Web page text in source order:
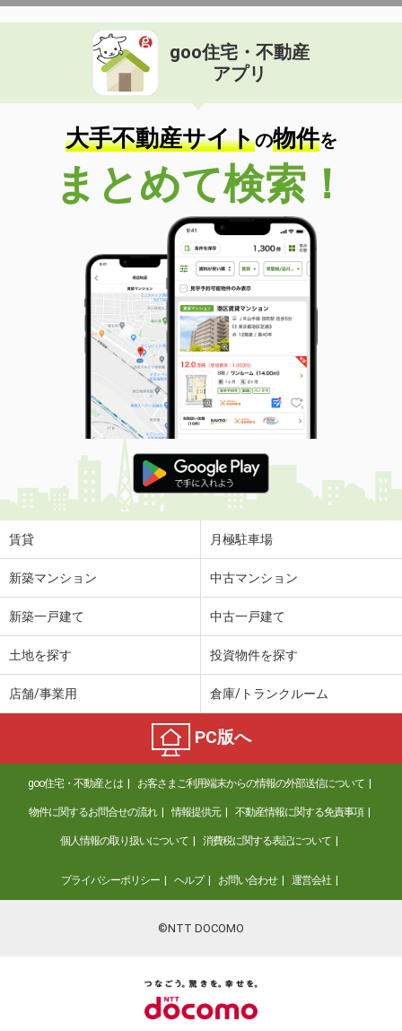
goo住宅・不動産
アプリ
大手不動産サイトの物件を
まとめて検索！
賃貸 月極駐車場
新築マンション 中古マンション
新築一戸建て 中古一戸建て
土地を探す 投資物件を探す
店舗/事業用 倉庫/トランクルーム
PC版へ
goo住宅・不動産とは お客さまご利用端末からの情報の外部送信について
物件に関するお問合せの流れ 情報提供元 不動産情報に関する免責事項
個人情報の取り扱いについて 消費税に関する表記について
プライバシーポリシー ヘルプ お問い合わせ 運営会社
©NTT DOCOMO